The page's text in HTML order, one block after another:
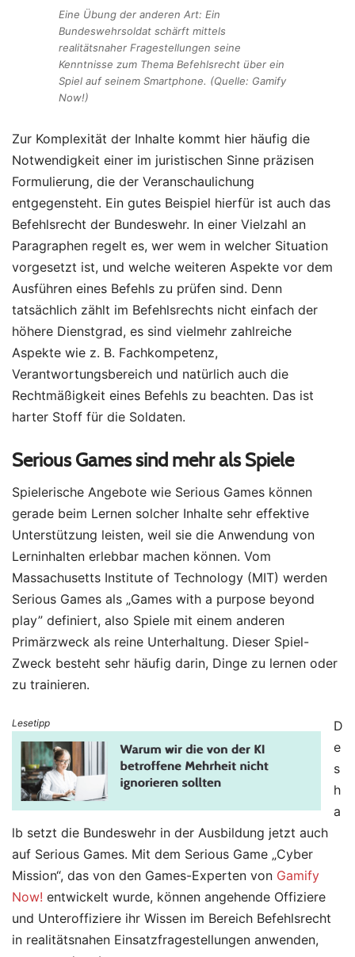
Eine Übung der anderen Art: Ein
Bundeswehrsoldat schärft mittels
realitätsnaher Fragestellungen seine
Kenntnisse zum Thema Befehlsrecht über ein
Spiel auf seinem Smartphone. (Quelle: Gamify
Now!)
Zur Komplexität der Inhalte kommt hier häufig die
Notwendigkeit einer im juristischen Sinne präzisen
Formulierung, die der Veranschaulichung
entgegensteht. Ein gutes Beispiel hierfür ist auch das
Befehlsrecht der Bundeswehr. In einer Vielzahl an
Paragraphen regelt es, wer wem in welcher Situation
vorgesetzt ist, und welche weiteren Aspekte vor dem
Ausführen eines Befehls zu prüfen sind. Denn
tatsächlich zählt im Befehlsrechts nicht einfach der
höhere Dienstgrad, es sind vielmehr zahlreiche
Aspekte wie z. B. Fachkompetenz,
Verantwortungsbereich und natürlich auch die
Rechtmäßigkeit eines Befehls zu beachten. Das ist
harter Stoff für die Soldaten.
Serious Games sind mehr als Spiele
Spielerische Angebote wie Serious Games können
gerade beim Lernen solcher Inhalte sehr effektive
Unterstützung leisten, weil sie die Anwendung von
Lerninhalten erlebbar machen können. Vom
Massachusetts Institute of Technology (MIT) werden
Serious Games als „Games with a purpose beyond
play” definiert, also Spiele mit einem anderen
Primärzweck als reine Unterhaltung. Dieser Spiel-
Zweck besteht sehr häufig darin, Dinge zu lernen oder
zu trainieren.
Lesetipp
D
e
s
h
a
lb setzt die Bundeswehr in der Ausbildung jetzt auch
auf Serious Games. Mit dem Serious Game „Cyber
Mission“, das von den Games-Experten von Gamify
Now! entwickelt wurde, können angehende Offiziere
und Unteroffiziere ihr Wissen im Bereich Befehlsrecht
in realitätsnahen Einsatzfragestellungen anwenden,